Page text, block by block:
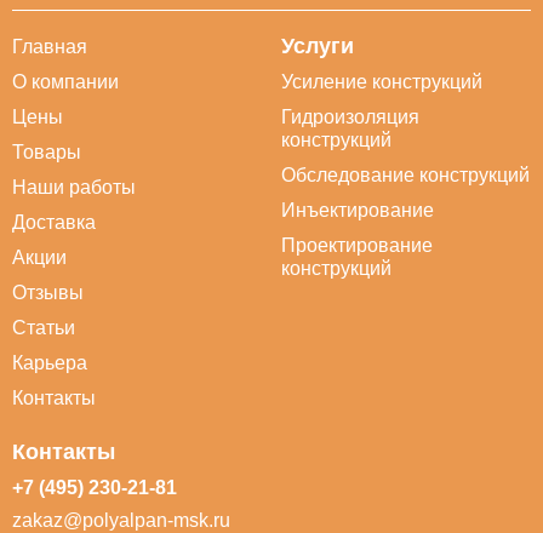
Главная
О компании
Цены
Товары
Наши работы
Доставка
Акции
Отзывы
Статьи
Карьера
Контакты
Услуги
Усиление конструкций
Гидроизоляция
конструкций
Обследование конструкций
Инъектирование
Проектирование
конструкций
Контакты
+7 (495) 230-21-81
zakaz@polyalpan-msk.ru